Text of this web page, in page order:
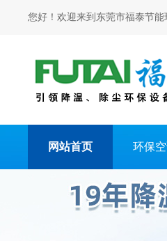
您好！欢迎来到东莞市福泰节能
网站首页 环保